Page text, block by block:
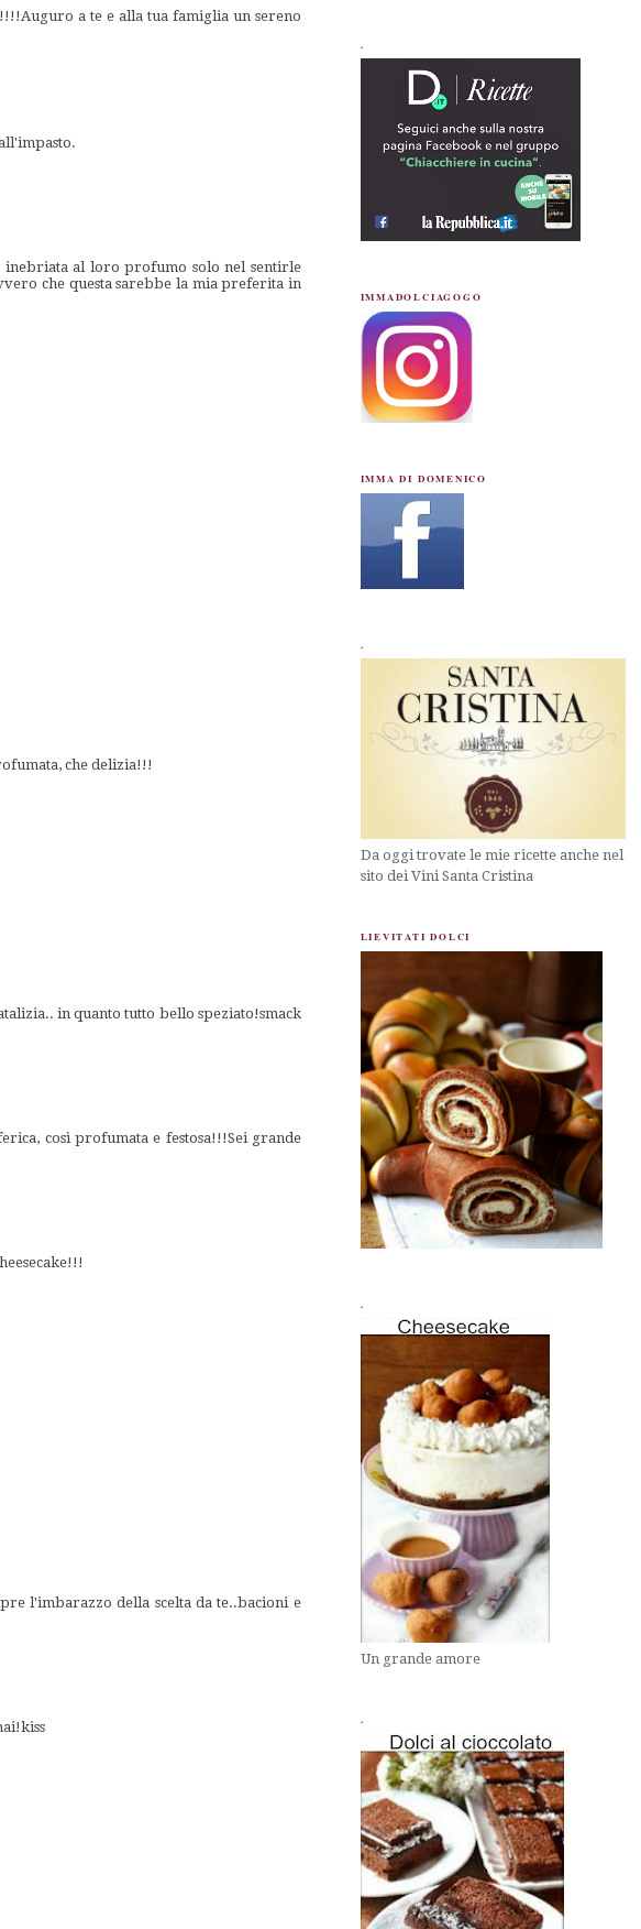
a te e alla tua famiglia un sereno
inebriata al loro profumo solo nel sentirle
che questa sarebbe la mia preferita in
che delizia!!!
in quanto tutto bello speziato!smack
così profumata e festosa!!!Sei grande
l'imbarazzo della scelta da te..bacioni e
.
IMMADOLCIAGOGO
IMMA DI DOMENICO
.
Da oggi trovate le mie ricette anche nel
sito dei Vini Santa Cristina
LIEVITATI DOLCI
.
Un grande amore
.